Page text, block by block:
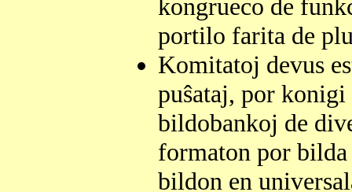
kongrueco de
portilo farita de
Komitatoj devus
puŝataj, por
bildobankoj de
formaton por
bildon en